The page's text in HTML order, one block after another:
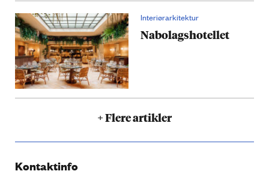
Interiørarkitektur
Nabolagshotellet
+ Flere artikler
Kontaktinfo